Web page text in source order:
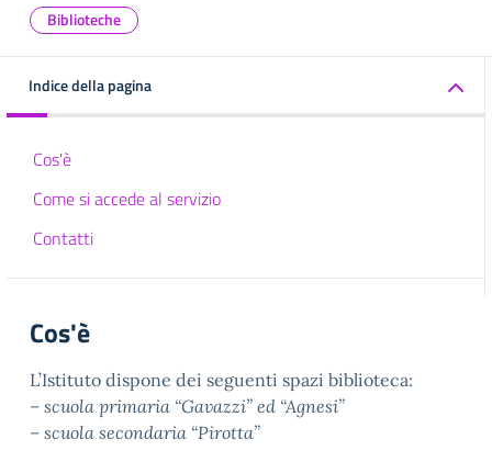
Biblioteche
Indice della pagina
Cos'è
Come si accede al servizio
Contatti
Cos'è
L’Istituto dispone dei seguenti spazi biblioteca:
– scuola primaria “Gavazzi” ed “Agnesi”
– scuola secondaria “Pirotta”